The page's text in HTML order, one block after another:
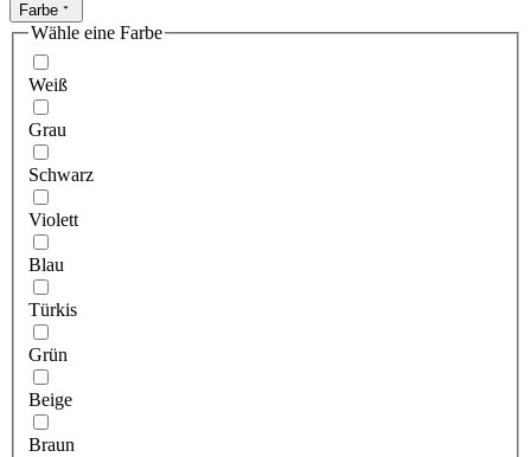
Farbe
Wähle eine Farbe
Weiß
Grau
Schwarz
Violett
Blau
Türkis
Grün
Beige
Braun